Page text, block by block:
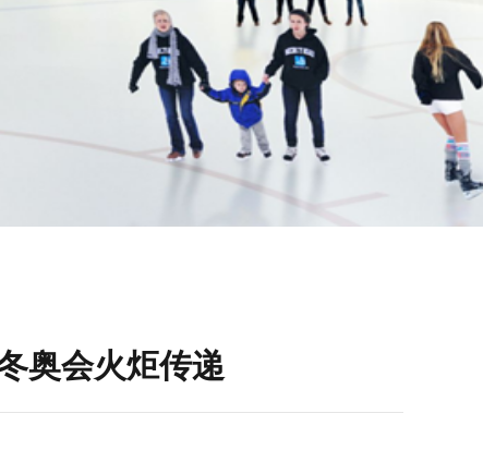
奥会火炬传递